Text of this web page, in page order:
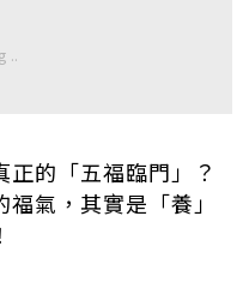
正的「五福臨門」？
福氣，其實是「養」